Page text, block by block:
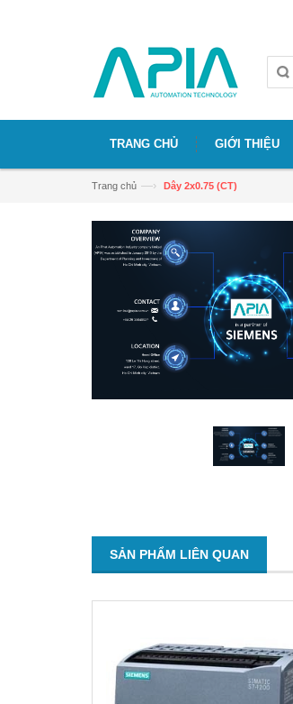
TRANG CHỦ GIỚI THIỆU
Trang chủ —› Dây 2x0.75 (CT)
SẢN PHẨM LIÊN QUAN